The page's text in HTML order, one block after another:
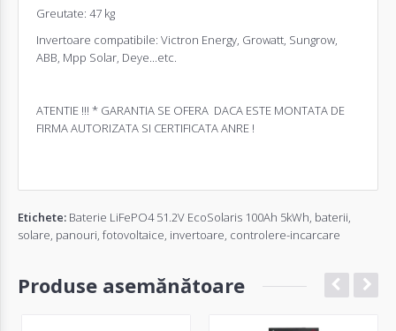
Greutate: 47 kg
Invertoare compatibile: Victron Energy, Growatt, Sungrow,
ABB, Mpp Solar, Deye...etc.
ATENTIE !!! * GARANTIA SE OFERA DACA ESTE MONTATA DE
FIRMA AUTORIZATA SI CERTIFICATA ANRE !
Etichete: Baterie LiFePO4 51.2V EcoSolaris 100Ah 5kWh, baterii,
solare, panouri, fotovoltaice, invertoare, controlere-incarcare
Produse asemănătoare